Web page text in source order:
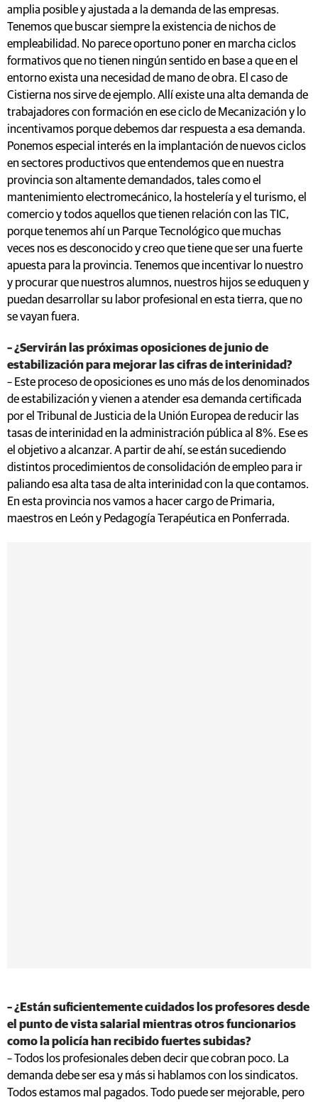
amplia posible y ajustada a la demanda de las empresas.
Tenemos que buscar siempre la existencia de nichos de
empleabilidad. No parece oportuno poner en marcha ciclos
formativos que no tienen ningún sentido en base a que en el
entorno exista una necesidad de mano de obra. El caso de
Cistierna nos sirve de ejemplo. Allí existe una alta demanda de
trabajadores con formación en ese ciclo de Mecanización y lo
incentivamos porque debemos dar respuesta a esa demanda.
Ponemos especial interés en la implantación de nuevos ciclos
en sectores productivos que entendemos que en nuestra
provincia son altamente demandados, tales como el
mantenimiento electromecánico, la hostelería y el turismo, el
comercio y todos aquellos que tienen relación con las TIC,
porque tenemos ahí un Parque Tecnológico que muchas
veces nos es desconocido y creo que tiene que ser una fuerte
apuesta para la provincia. Tenemos que incentivar lo nuestro
y procurar que nuestros alumnos, nuestros hijos se eduquen y
puedan desarrollar su labor profesional en esta tierra, que no
se vayan fuera.
– ¿Servirán las próximas oposiciones de junio de
estabilización para mejorar las cifras de interinidad?
– Este proceso de oposiciones es uno más de los denominados
de estabilización y vienen a atender esa demanda certificada
por el Tribunal de Justicia de la Unión Europea de reducir las
tasas de interinidad en la administración pública al 8%. Ese es
el objetivo a alcanzar. A partir de ahí, se están sucediendo
distintos procedimientos de consolidación de empleo para ir
paliando esa alta tasa de alta interinidad con la que contamos.
En esta provincia nos vamos a hacer cargo de Primaria,
maestros en León y Pedagogía Terapéutica en Ponferrada.
– ¿Están suficientemente cuidados los profesores desde
el punto de vista salarial mientras otros funcionarios
como la policía han recibido fuertes subidas?
– Todos los profesionales deben decir que cobran poco. La
demanda debe ser esa y más si hablamos con los sindicatos.
Todos estamos mal pagados. Todo puede ser mejorable, pero